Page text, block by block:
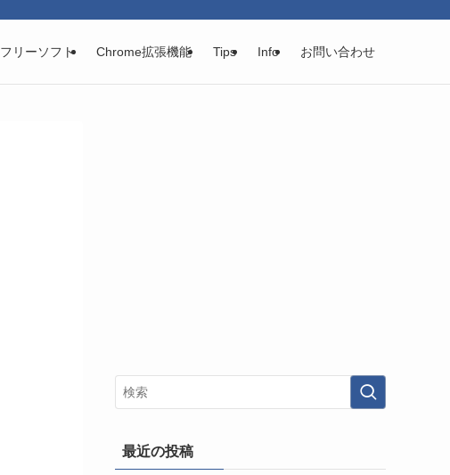
フリーソフト Chrome拡張機能 Tips Info お問い合わせ
最近の投稿